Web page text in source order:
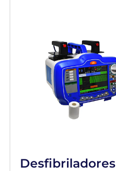
Desfibriladores